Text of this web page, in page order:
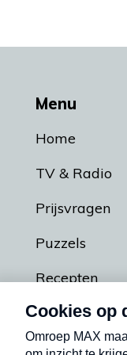
Menu
Home
TV & Radio
Prijsvragen
Puzzels
Recepten
Podcasts